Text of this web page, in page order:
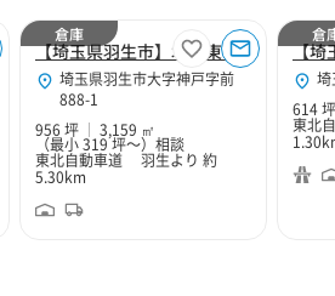
【埼玉県羽生市】北関東Hubセンター
埼玉県羽生市大字神戸字前
888-1
956 坪
3,159 ㎡
（最小 319 坪～） 相談
東北自動車道 羽生より 約
5.30km
倉庫
【埼
埼
614 坪
東北
倉